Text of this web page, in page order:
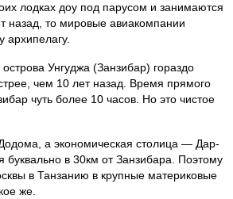
лодках доу под парусом и занимаются
назад, то мировые авиакомпании
архипелагу.
Унгуджа (Занзибар) гораздо
чем 10 лет назад. Время прямого
чуть более 10 часов. Но это чистое
а экономическая столица — Дар-
в 30км от Занзибара. Поэтому
в Танзанию в крупные материковые
же.